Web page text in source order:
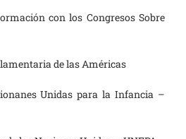
con los Congresos Sobre
de las Américas
Unidas para la Infancia –